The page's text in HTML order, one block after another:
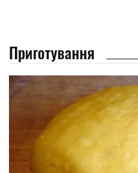
Приготування